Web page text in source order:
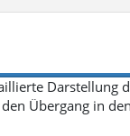
Darstellung
Übergang in